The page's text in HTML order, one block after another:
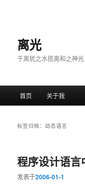
离光
于离犹之水揽离和之神
跳至主内容区域
跳至副内容区域
首页 关于我
标签归档：动态语言
程序设计语
发表于2006-01-1